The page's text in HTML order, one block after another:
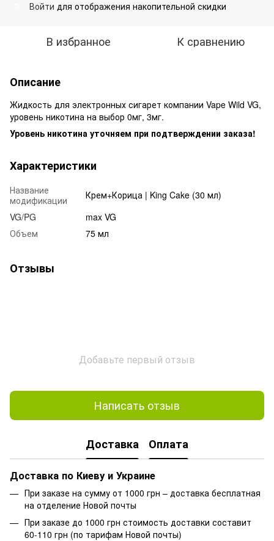
Войти для отображения накопительной скидки
В избранное К сравнению
Описание
Жидкость для электронных сигарет компании Vape Wild VG,
уровень никотина на выбор 0мг, 3мг.
Уровень никотина уточняем при подтверждении заказа!
Характеристики
Название
модификации
Крем+Корица | King Cake (30 мл)
VG/PG
max VG
Объем
75 мл
Отзывы
Добавьте первый отзыв
Написать отзыв
Доставка Оплата
Доставка по Киеву и Украине
При заказе на сумму от 1000 грн – доставка бесплатная
на отделение Новой почты
При заказе до 1000 грн стоимость доставки составит
60-110 грн (по тарифам Новой почты)